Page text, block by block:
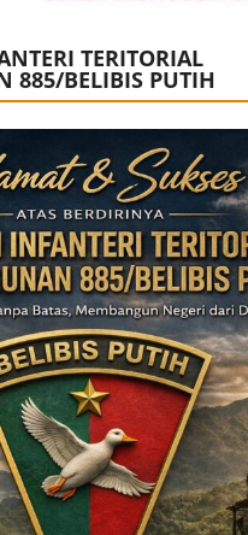
TERITORIAL
885/BELIBIS PUTIH